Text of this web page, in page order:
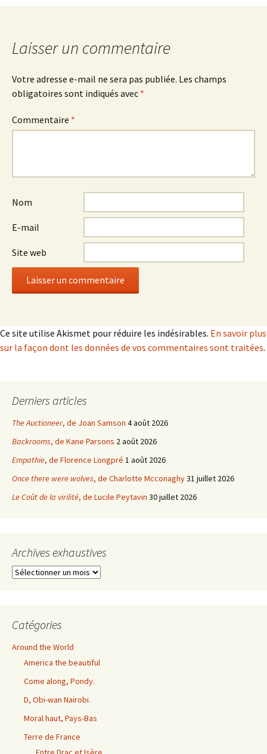
articles
Laisser un commentaire
Votre adresse e-mail ne sera pas publiée. Les champs
obligatoires sont indiqués avec *
Commentaire *
Nom
E-mail
Site web
Ce site utilise Akismet pour réduire les indésirables. En savoir plus
sur la façon dont les données de vos commentaires sont traitées.
Derniers articles
The Auctioneer, de Joan Samson 4 août 2026
Backrooms, de Kane Parsons 2 août 2026
Empathie, de Florence Longpré 1 août 2026
Once there were wolves, de Charlotte Mcconaghy31 juillet 2026
Le Coût de la virilité, de Lucile Peytavin 30 juillet 2026
Archives exhaustives
Archives
Catégories
Around the World
America the beautiful
Come along, Pondy.
D, Obi-wan Nairobi.
Moral haut, Pays-Bas
Terre de France